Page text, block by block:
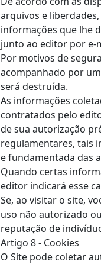
arquivos e
informações que lhe
junto ao editor por e-
Por motivos de
acompanhado por
será destruída.
As informações
contratados pelo
de sua autorização
regulamentares, tais
e fundamentada das
Quando certas
editor indicará esse
Se, ao visitar o site,
uso não autorizado
reputação de
Artigo 8 - Cookies
O Site pode coletar